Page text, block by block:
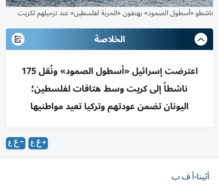
ناشطو «أسطول الصمود» يهتفون «الحرية لفلسطين» عند ترحيلهم لكريت
الخلاصة
اعترضت إسرائيل «أسطول الصمود» ونُقل 175
ناشطاً إلى كريت وسط هتافات لفلسطين؛
اليونان تضمن عودتهم وتركيا تعيد مواطنيها
أثينا-أ ف ب